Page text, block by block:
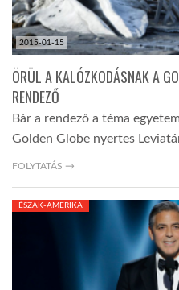
2015-01-15
ÖRÜL A KALÓZKODÁSNAK A
RENDEZŐ
Bár a rendező a téma
Golden Globe nyertes
FOLYTATÁS →
ÉSZAK-AMERIKA